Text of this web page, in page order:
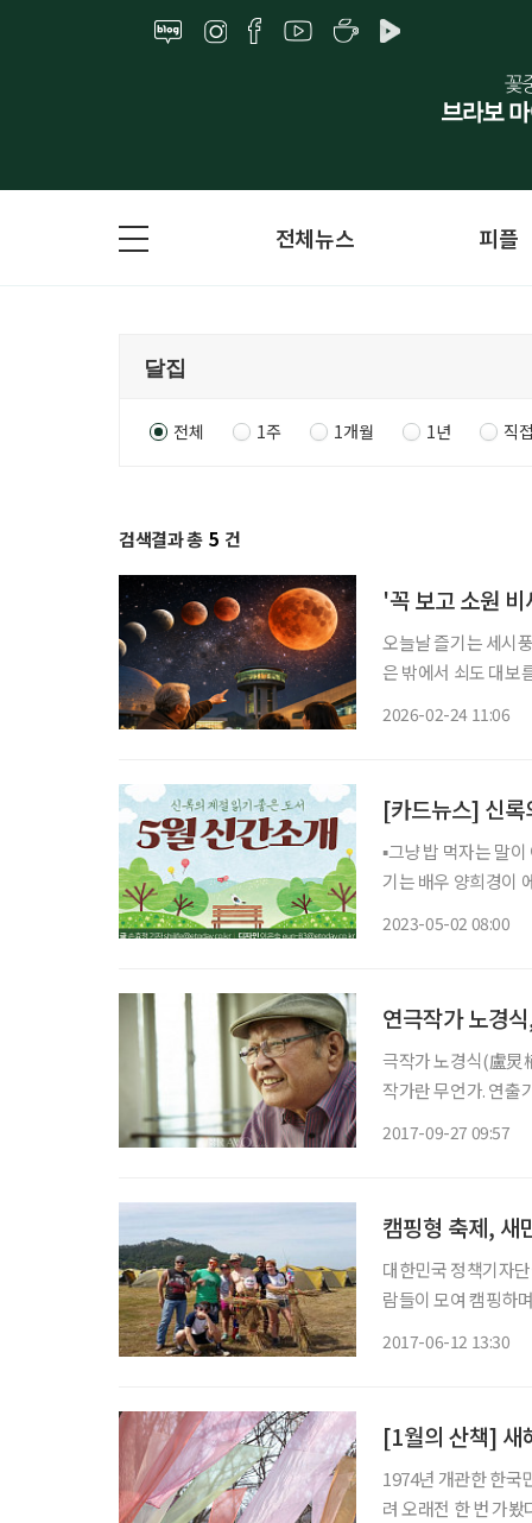
전체뉴스 피플
전체 1주 1개월 1년 직
검색결과 총 5 건
'꼭 보고 소원 비
오늘날 즐기는 세시
은 밖에서 쇠도 대보
2026-02-24 11:06
[카드뉴스] 신록
▪그냥 밥 먹자는 말
기는 배우 양희경이
2023-05-02 08:00
연극작가 노경
극작가 노경식(盧炅植·79)에게
작가란 무언가. 연출
2017-09-27 09:57
캠핑형 축제, 새
대한민국 정책기자
람들이 모여 캠핑하며 축제를 즐긴다고 한
2017-06-12 13:30
[1월의 산책] 새
1974년 개관한 한국
려 오래전 한 번 가